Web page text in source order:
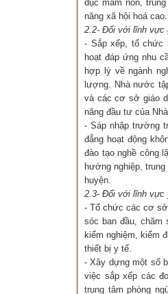
dục mầm non,
năng xã hội hoá cao.
2.2- Đối với lĩnh vực
- Sắp xếp, tổ chức
hoạt đáp ứng nhu
hợp lý về ngành
lượng. Nhà nước
và các cơ sở giáo
năng đầu tư của
- Sáp nhập trường
đẳng hoạt động
đào tạo nghề công
hướng nghiệp,
huyện.
2.3- Đối với lĩnh vực
- Tổ chức các cơ sở
sóc ban đầu, chăm
kiểm nghiệm, kiểm
thiết bị y tế.
- Xây dựng một số
việc sắp xếp các
trung tâm phòng